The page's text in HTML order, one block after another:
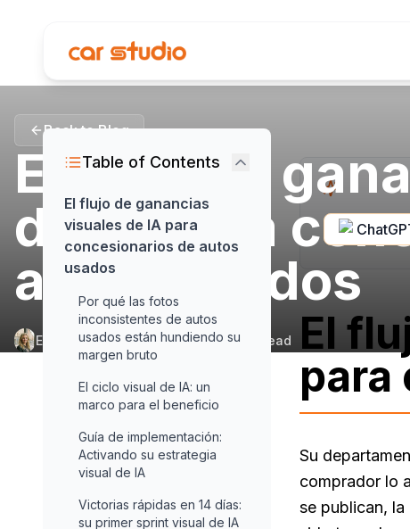
Back to Blog
El flujo de
de IA para
autos usados
Elena Aldridge•June 1, 2026•17min read
Table of Contents
El flujo de ganancias
visuales de IA para
concesionarios de autos
usados
Por qué las fotos
inconsistentes de autos
usados están hundiendo su
margen bruto
El ciclo visual de IA: un
marco para el beneficio
Guía de implementación:
Activando su estrategia
visual de IA
Victorias rápidas en 14 días:
su primer sprint visual de IA
El
para
Su
comprador lo
se publican,